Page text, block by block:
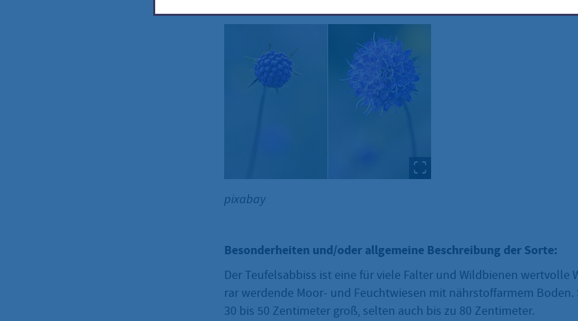
pixabay
Besonderheiten und/oder allgemeine Beschreibung der Sorte:
Der Teufelsabbiss ist eine für viele Falter und Wildbienen wertvolle
rar werdende Moor- und Feuchtwiesen mit nährstoffarmem Boden.
30 bis 50 Zentimeter groß, selten auch bis zu 80 Zentimeter.
n